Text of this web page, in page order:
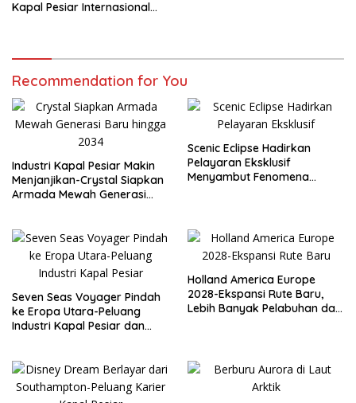
Kapal Pesiar Internasional
Recommendation for You
Industri Kapal Pesiar Makin
Menjanjikan-Crystal Siapkan
Armada Mewah Generasi
Scenic Eclipse Hadirkan
Pelayaran Eksklusif
Menyambut Fenomena
Seven Seas Voyager Pindah
ke Eropa Utara-Peluang
Industri Kapal Pesiar dan
Holland America Europe
2028-Ekspansi Rute Baru,
Lebih Banyak Pelabuhan dan